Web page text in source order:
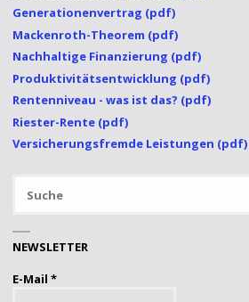
Generationenvertrag (pdf)
Mackenroth-Theorem (pdf)
Nachhaltige Finanzierung (pdf)
Produktivitätsentwicklung (pdf)
Rentenniveau - was ist das? (pdf)
Riester-Rente (pdf)
Versicherungsfremde Leistungen (pdf)
NEWSLETTER
E-Mail*